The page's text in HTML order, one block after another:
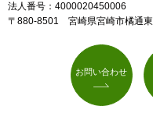
法人番号：4000020450006
〒880-8501 宮崎県宮崎市橘通
お問い合わせ